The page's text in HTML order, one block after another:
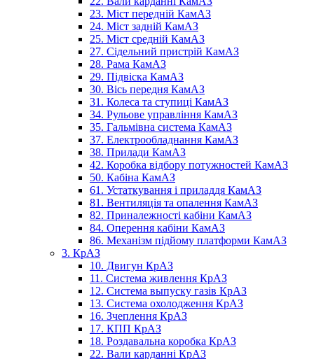
23. Міст передній КамАЗ
24. Міст задній КамАЗ
25. Міст средній КамАЗ
27. Сідельний пристрій КамАЗ
28. Рама КамАЗ
29. Підвіска КамАЗ
30. Вісь передня КамАЗ
31. Колеса та ступиці КамАЗ
34. Рульове управління КамАЗ
35. Гальмівна система КамАЗ
37. Електрообладнання КамАЗ
38. Прилади КамАЗ
42. Коробка відбору потужностей КамАЗ
50. Кабіна КамАЗ
61. Устаткування і приладдя КамАЗ
81. Вентиляція та опалення КамАЗ
82. Приналежності кабіни КамАЗ
84. Оперення кабіни КамАЗ
86. Механізм підйому платформи КамАЗ
3. КрАЗ
10. Двигун КрАЗ
11. Система живлення КрАЗ
12. Система выпуску газів КрАЗ
13. Система охолодження КрАЗ
16. Зчеплення КрАЗ
17. КПП КрАЗ
18. Роздавальна коробка КрАЗ
22. Вали карданні КрАЗ